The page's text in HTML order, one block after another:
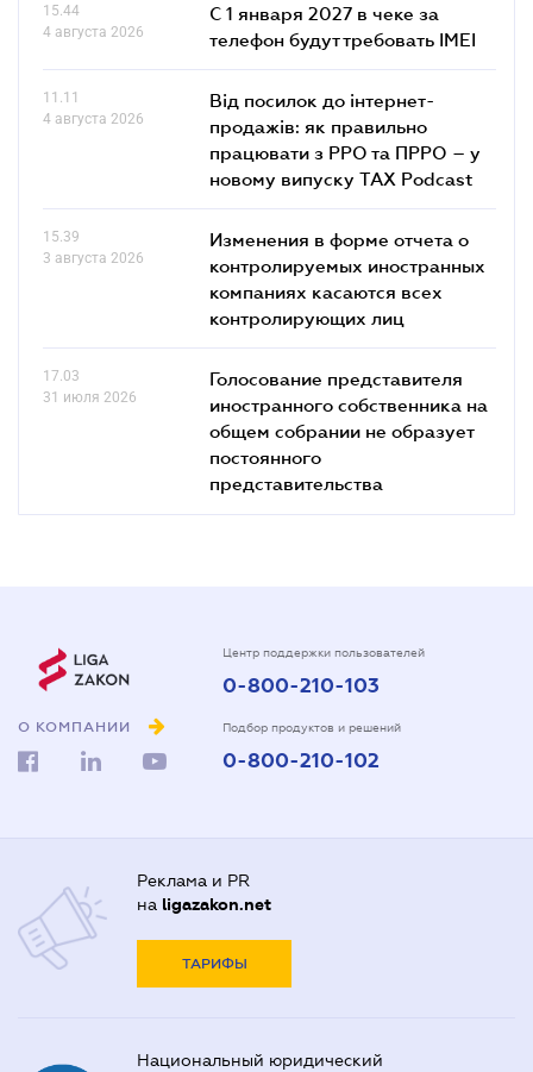
15.44
4 августа 2026
С 1 января 2027 в чеке за
телефон будут требовать IMEI
11.11
4 августа 2026
Від посилок до інтернет-
продажів: як правильно
працювати з РРО та ПРРО – у
новому випуску TAX Podcast
15.39
3 августа 2026
Изменения в форме отчета о
контролируемых иностранных
компаниях касаются всех
контролирующих лиц
17.03
31 июля 2026
Голосование представителя
иностранного собственника на
общем собрании не образует
постоянного
представительства
О КОМПАНИИ
Центр поддержки пользователей
0-800-210-103
Подбор продуктов и решений
0-800-210-102
Реклама и PR
на ligazakon.net
ТАРИФЫ
Национальный юридический